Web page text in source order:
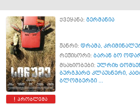
პრობლემა
ქვეყანა: გერმანია
ჟანრი: დრამა,
რეჟისორი: ბარან ბო
მსახიობები: ულრიხ
ბურგჰარტ კლაუსნერი,
ბლომბერგი ...